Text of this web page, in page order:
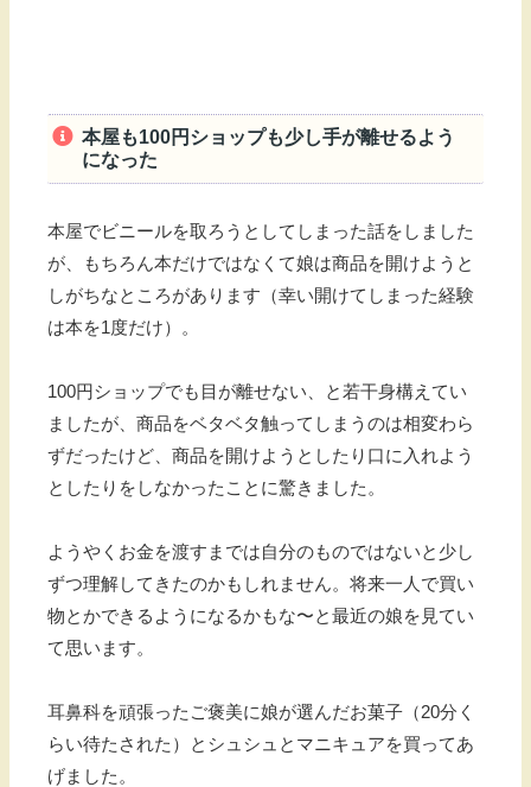
本屋も100円ショップも少し手が離せるよう
になった
本屋でビニールを取ろうとしてしまった話をしました
が、もちろん本だけではなくて娘は商品を開けようと
しがちなところがあります（幸い開けてしまった経験
は本を1度だけ）。
100円ショップでも目が離せない、と若干身構えてい
ましたが、商品をベタベタ触ってしまうのは相変わら
ずだったけど、商品を開けようとしたり口に入れよう
としたりをしなかったことに驚きました。
ようやくお金を渡すまでは自分のものではないと少し
ずつ理解してきたのかもしれません。将来一人で買い
物とかできるようになるかもな〜と最近の娘を見てい
て思います。
耳鼻科を頑張ったご褒美に娘が選んだお菓子（20分く
らい待たされた）とシュシュとマニキュアを買ってあ
げました。